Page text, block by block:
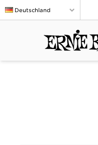
Deutschland